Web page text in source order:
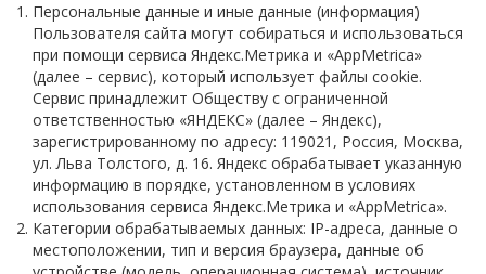
Керамические нагреватели
Патронные нагреватели ТЭНП
Алюминиевые нагреватели
Плоские, П и Г-образные нагреватели
Сопловые нагреватели
Спиральные нагреватели (витковые)
Персональные данные и иные данные (информация)
Пользователя сайта могут собираться и использоваться
при помощи сервиса Яндекс.Метрика и «AppMetrica»
(далее – сервис), который использует файлы cookie.
Сервис принадлежит Обществу с ограниченной
ответственностью «ЯНДЕКС» (далее – Яндекс),
зарегистрированному по адресу: 119021, Россия, Москва,
ул. Льва Толстого, д. 16. Яндекс обрабатывает указанную
информацию в порядке, установленном в условиях
использования сервиса Яндекс.Метрика и «AppMetrica».
Категории обрабатываемых данных: IP-адреса, данные о
местоположении, тип и версия браузера, данные об